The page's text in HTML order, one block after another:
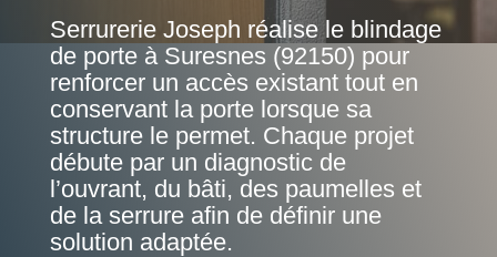
Serrurerie Joseph réalise le blindage
de porte à Suresnes (92150) pour
renforcer un accès existant tout en
conservant la porte lorsque sa
structure le permet. Chaque projet
débute par un diagnostic de
l’ouvrant, du bâti, des paumelles et
de la serrure afin de définir une
solution adaptée.